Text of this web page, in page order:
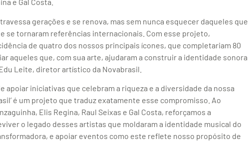
gerações e se renova, mas sem nunca esquecer daqueles que
se tornaram referências internacionais. Com esse projeto,
de quatro dos nossos principais ícones, que completariam 80
aqueles que, com sua arte, ajudaram a construir a identidade sonora
Leite, diretor artístico da Novabrasil.
apoiar iniciativas que celebram a riqueza e a diversidade da nossa
é um projeto que traduz exatamente esse compromisso. Ao
Elis Regina, Raul Seixas e Gal Costa, reforçamos a
o legado desses artistas que moldaram a identidade musical do
e apoiar eventos como este reflete nosso propósito de